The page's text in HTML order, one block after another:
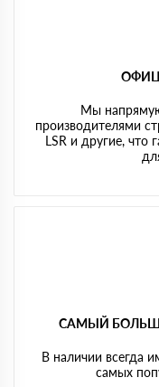
Мы
производителями
LSR и другие, что
САМЫЙ
В наличии всегда
самых